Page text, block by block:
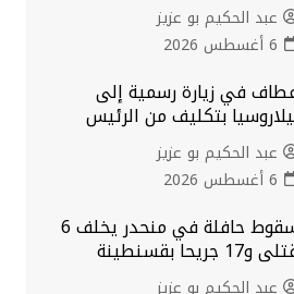
عبد الحكيم بو عزيز
6 أغسطس 2026
في زيارة رسمية إلى
بتكليف من الرئيس
عبد الحكيم بو عزيز
6 أغسطس 2026
سقوط حافلة في منحدر يخلف 6
و17 جريحا بقسنطينة
عبد الحكيم بو عزيز